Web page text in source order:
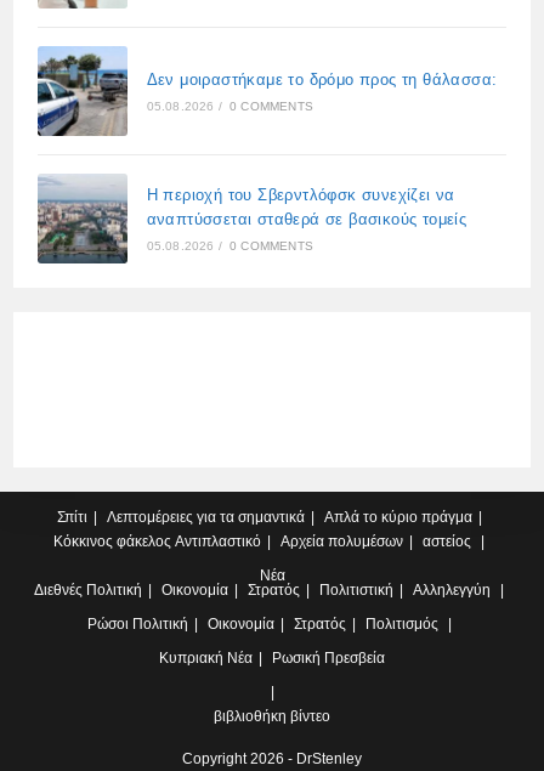
Δεν μοιραστήκαμε το δρόμο προς τη θάλασσα:
05.08.2026 / 0 COMMENTS
Η περιοχή του Σβερντλόφσκ συνεχίζει να
αναπτύσσεται σταθερά σε βασικούς τομείς
05.08.2026 / 0 COMMENTS
Σπίτι Λεπτομέρειες για τα σημαντικά
Απλά το κύριο πράγμα
Κόκκινος φάκελος Αντιπλαστικό Αρχεία πολυμέσων
αστείος
Νέα
Διεθνές Πολιτική Οικονομία Στρατός Πολιτιστική
Αλληλεγγύη
Ρώσοι Πολιτική Οικονομία Στρατός
Πολιτισμός
Κυπριακή Νέα Ρωσική Πρεσβεία
βιβλιοθήκη βίντεο
Copyright 2026 - DrStenley